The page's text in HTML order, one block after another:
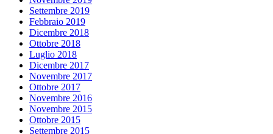
Settembre 2019
Febbraio 2019
Dicembre 2018
Ottobre 2018
Luglio 2018
Dicembre 2017
Novembre 2017
Ottobre 2017
Novembre 2016
Novembre 2015
Ottobre 2015
Settembre 2015